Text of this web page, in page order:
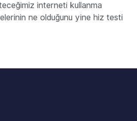
interneti kullanma
ne olduğunu yine hiz testi